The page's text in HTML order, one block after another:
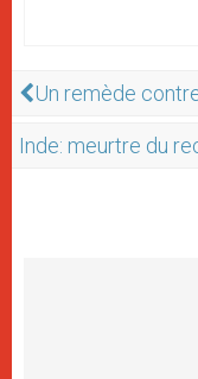
Un remède
Inde: meurtre du